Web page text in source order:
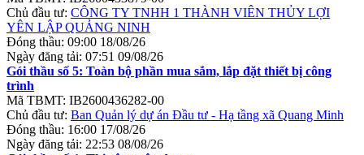
Chủ đầu tư: CÔNG TY TNHH 1 THÀNH VIÊN THỦY LỢI
YÊN LẬP QUẢNG NINH
Đóng thầu: 09:00 18/08/26
Ngày đăng tải: 07:51 09/08/26
Gói thầu số 5: Toàn bộ phần mua sắm, lắp đặt thiết bị công
trình
Mã TBMT: IB2600436282-00
Chủ đầu tư: Ban Quản lý dự án Đầu tư - Hạ tầng xã Quang Minh
Đóng thầu: 16:00 17/08/26
Ngày đăng tải: 22:53 08/08/26